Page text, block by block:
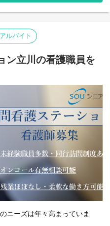
関との連携
アを行い、安心して自宅での
す。
理職や専門職へのキャリアア
い、異常の早期発見に努めま
ケアなど、医師の指示に基づ
など、自立支援につながるケ
基本的なリハビリの補助を行
医療保険）
運営を支える重要なポジショ
マネジャーなどからの問い合
護師・リハビリスタッフの業
ます。
成、チェック、提出などを行
補助や入力業務を担当しま
ルバイト
ン立川の看護職員を
ニーズは年々高まっていま